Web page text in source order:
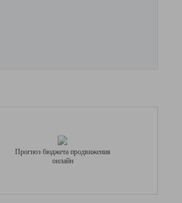
Прогноз бюджета продвижения
онлайн